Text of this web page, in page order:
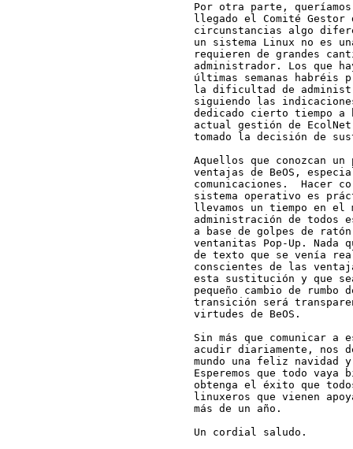
Por otra parte,
llegado el Comité Gestor
circunstancias algo
un sistema Linux no es
requieren de grandes
administrador. Los que
últimas semanas habréis
la dificultad de
siguiendo las
dedicado cierto tiempo
actual gestión de
tomado la decisión de
Aquellos que conozcan
ventajas de BeOS,
comunicaciones.  Hacer
sistema operativo es
llevamos un tiempo en
administración de todos
a base de golpes de
ventanitas Pop-Up.
de texto que se venía
conscientes de las
esta sustitución y que
pequeño cambio de
transición será
virtudes de BeOS.
Sin más que comunicar
acudir diariamente, nos
mundo una feliz navidad
Esperemos que todo vaya
obtenga el éxito que
linuxeros que vienen
más de un año.
Un cordial saludo.